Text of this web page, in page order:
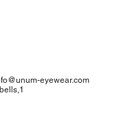
eyewear.com